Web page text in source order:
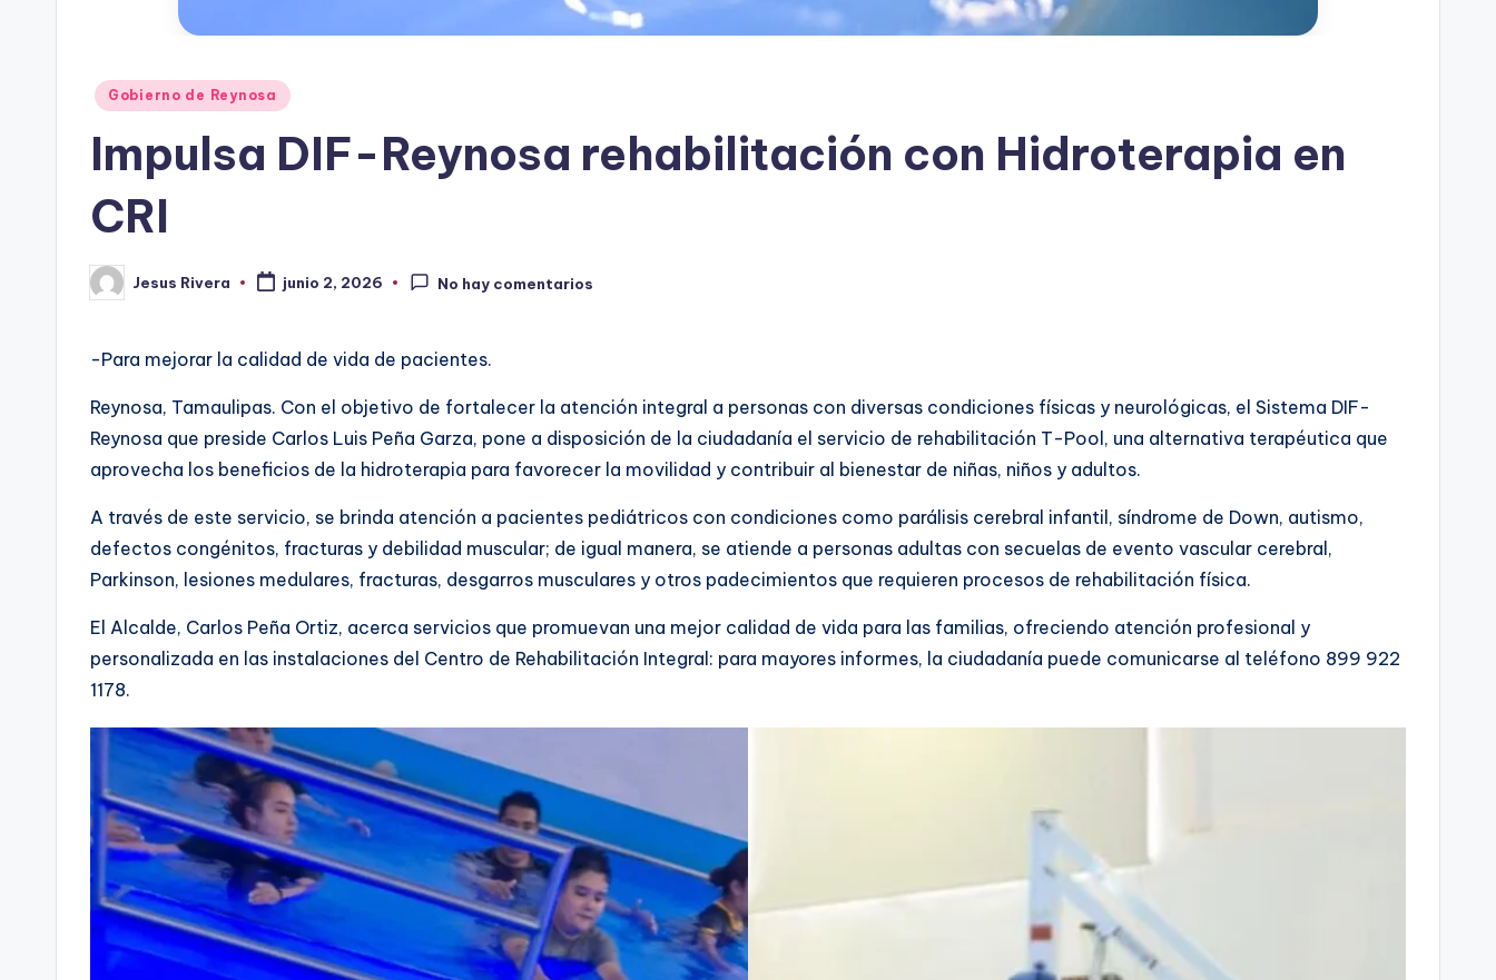
Publicado
Gobierno de Reynosa
Impulsa DIF-Reynosa rehabilitación con Hidroterapia en
CRI
Publicado
por
Jesus Rivera junio 2, 2026 No hay comentarios
-Para mejorar la calidad de vida de pacientes.
Reynosa, Tamaulipas. Con el objetivo de fortalecer la atención integral a personas con diversas condiciones físicas y neurológicas, el Sistema DIF-
Reynosa que preside Carlos Luis Peña Garza, pone a disposición de la ciudadanía el servicio de rehabilitación T-Pool, una alternativa terapéutica que
aprovecha los beneficios de la hidroterapia para favorecer la movilidad y contribuir al bienestar de niñas, niños y adultos.
A través de este servicio, se brinda atención a pacientes pediátricos con condiciones como parálisis cerebral infantil, síndrome de Down, autismo,
defectos congénitos, fracturas y debilidad muscular; de igual manera, se atiende a personas adultas con secuelas de evento vascular cerebral,
Parkinson, lesiones medulares, fracturas, desgarros musculares y otros padecimientos que requieren procesos de rehabilitación física.
El Alcalde, Carlos Peña Ortiz, acerca servicios que promuevan una mejor calidad de vida para las familias, ofreciendo atención profesional y
personalizada en las instalaciones del Centro de Rehabilitación Integral: para mayores informes, la ciudadanía puede comunicarse al teléfono 899 922
1178.